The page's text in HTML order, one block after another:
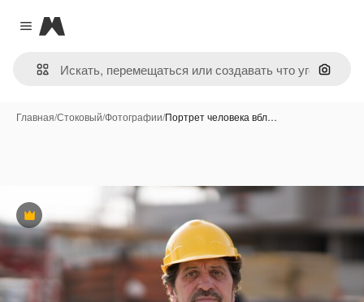
Close menu
Magnific
Поиск
Главная/Стоковый/Фотографии/Портрет человека вбл…
Премиум